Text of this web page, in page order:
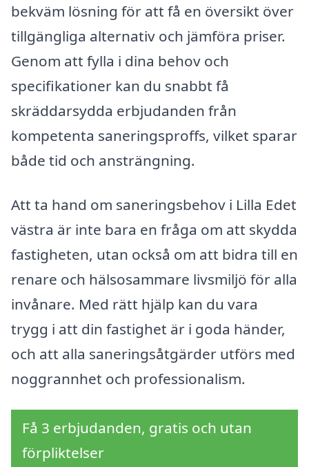
bekväm lösning för att få en översikt över
tillgängliga alternativ och jämföra priser.
Genom att fylla i dina behov och
specifikationer kan du snabbt få
skräddarsydda erbjudanden från
kompetenta saneringsproffs, vilket sparar
både tid och ansträngning.
Att ta hand om saneringsbehov i Lilla Edet
västra är inte bara en fråga om att skydda
fastigheten, utan också om att bidra till en
renare och hälsosammare livsmiljö för alla
invånare. Med rätt hjälp kan du vara
trygg i att din fastighet är i goda händer,
och att alla saneringsåtgärder utförs med
noggrannhet och professionalism.
Få 3 erbjudanden, gratis och utan
förpliktelser